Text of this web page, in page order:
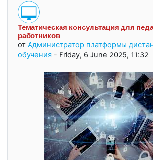
Тематическая консультация для
работников
от Администратор платформы
обучения - Friday, 6 June 2025, 11:32
Количество ответов: 0